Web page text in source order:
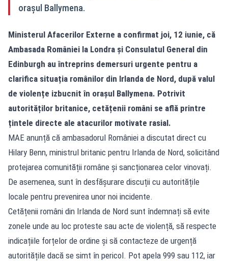
orașul Ballymena.
Ministerul Afacerilor Externe a confirmat joi, 12 iunie, că
Ambasada României la Londra și Consulatul General din
Edinburgh au întreprins demersuri urgente pentru a
clarifica situația românilor din Irlanda de Nord, după valul
de violențe izbucnit în orașul Ballymena. Potrivit
autorităților britanice, cetățenii români se află printre
țintele directe ale atacurilor motivate rasial.
MAE anunță că ambasadorul României a discutat direct cu
Hilary Benn, ministrul britanic pentru Irlanda de Nord, solicitând
protejarea comunității române și sancționarea celor vinovați.
De asemenea, sunt în desfășurare discuții cu autoritățile
locale pentru prevenirea unor noi incidente.
Cetățenii români din Irlanda de Nord sunt îndemnați să evite
zonele unde au loc proteste sau acte de violență, să respecte
indicațiile forțelor de ordine și să contacteze de urgență
autoritățile dacă se simt în pericol. Pot apela 999 sau 112, iar